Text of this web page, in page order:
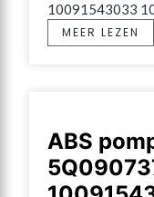
10091543033
MEER LEZEN
ABS